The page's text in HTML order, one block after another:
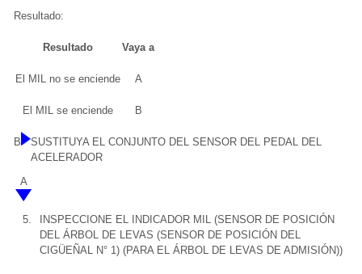
Resultado:
Resultado Vaya a
El MIL no se enciende A
El MIL se enciende B
B
SUSTITUYA EL CONJUNTO DEL SENSOR DEL PEDAL DEL
ACELERADOR
A
5.
INSPECCIONE EL INDICADOR MIL (SENSOR DE POSICIÓN
DEL ÁRBOL DE LEVAS (SENSOR DE POSICIÓN DEL
CIGÜEÑAL N° 1) (PARA EL ÁRBOL DE LEVAS DE ADMISIÓN))